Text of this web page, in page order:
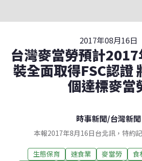
2017年08月16日
台灣麥當勞預計
裝全面取得FSC認證
個達標麥當
時事新聞/台灣新聞
本報2017年8月16日台北訊，特約
生態保育 速食業 麥當勞 食